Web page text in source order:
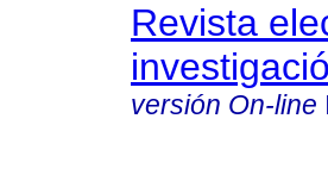
Revista
versión On-line